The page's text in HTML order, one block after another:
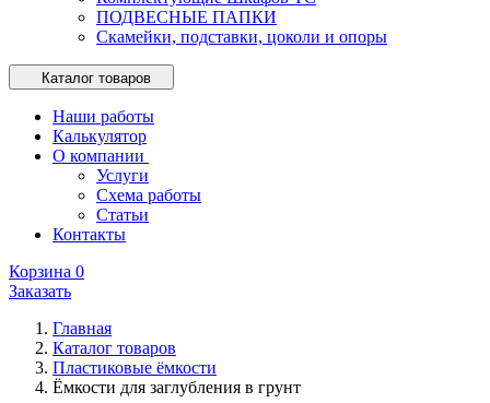
ПОДВЕСНЫЕ ПАПКИ
Скамейки, подставки, цоколи и опоры
Каталог товаров
Наши работы
Калькулятор
О компании
Услуги
Схема работы
Статьи
Контакты
Корзина 0
Заказать
Главная
Каталог товаров
Пластиковые ёмкости
Ёмкости для заглубления в грунт